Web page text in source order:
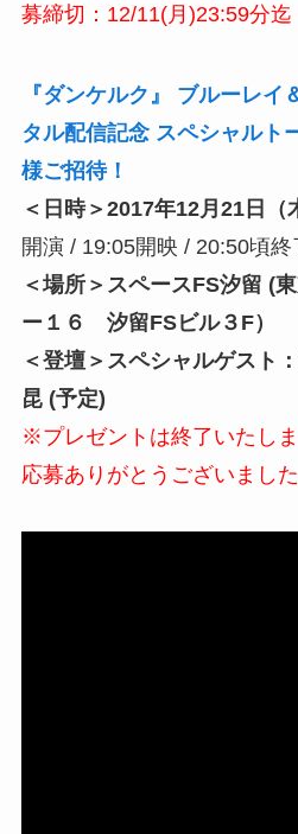
募締切：12/11(月)23:59分迄
『ダンケルク』 ブルーレイ
タル配信記念 スペシャルト
様ご招待！
＜日時＞2017年12月21日（
開演 / 19:05開映 / 20:50頃終
＜場所＞スペースFS汐留 (
ー１６ 汐留FSビル３F）
＜登壇＞スペシャルゲスト
昆 (予定)
※プレゼントは終了いたし
応募ありがとうございました